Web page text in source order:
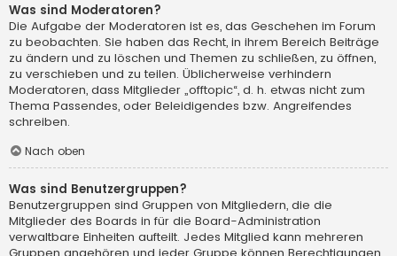
Was sind Moderatoren?
Die Aufgabe der Moderatoren ist es, das Geschehen im Forum
zu beobachten. Sie haben das Recht, in ihrem Bereich Beiträge
zu ändern und zu löschen und Themen zu schließen, zu öffnen,
zu verschieben und zu teilen. Üblicherweise verhindern
Moderatoren, dass Mitglieder „offtopic“, d. h. etwas nicht zum
Thema Passendes, oder Beleidigendes bzw. Angreifendes
schreiben.
Nach oben
Was sind Benutzergruppen?
Benutzergruppen sind Gruppen von Mitgliedern, die die
Mitglieder des Boards in für die Board-Administration
verwaltbare Einheiten aufteilt. Jedes Mitglied kann mehreren
Gruppen angehören und jeder Gruppe können Berechtigungen